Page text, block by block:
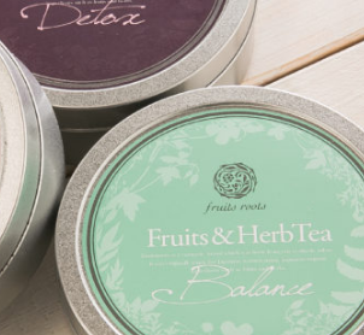
ライン